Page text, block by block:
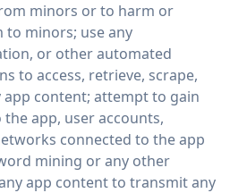
minors or to harm or
to minors; use any
or other automated
to access, retrieve, scrape,
content; attempt to gain
app, user accounts,
connected to the app
mining or any other
app content to transmit any